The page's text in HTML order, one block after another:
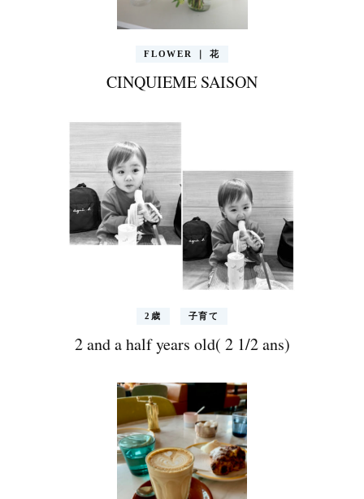
FLOWER ｜ 花
CINQUIEME SAISON
2歳 子育て
2 and a half years old( 2 1/2 ans)